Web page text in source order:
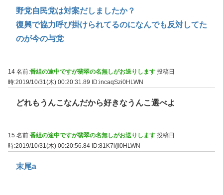
野党自民党は対案だしましたか？
復興で協力呼び掛けられてるのになんでも反対してた
のが今の与党
14 名前:番組の途中ですが翡翠の名無しがお送りします 投稿日
時:2019/10/31(木) 00:20:31.89 ID:incaqSzi0HLWN
どれもうんこなんだから好きなうんこ選べよ
15 名前:番組の途中ですが翡翠の名無しがお送りします 投稿日
時:2019/10/31(木) 00:20:56.84 ID:81K7l/jI0HLWN
末尾a